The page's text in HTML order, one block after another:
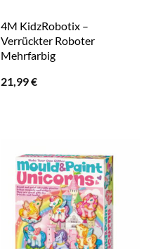
4M KidzRobotix –
Verrückter Roboter
Mehrfarbig
21,99€